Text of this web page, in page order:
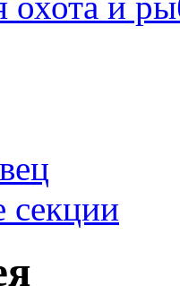
секции